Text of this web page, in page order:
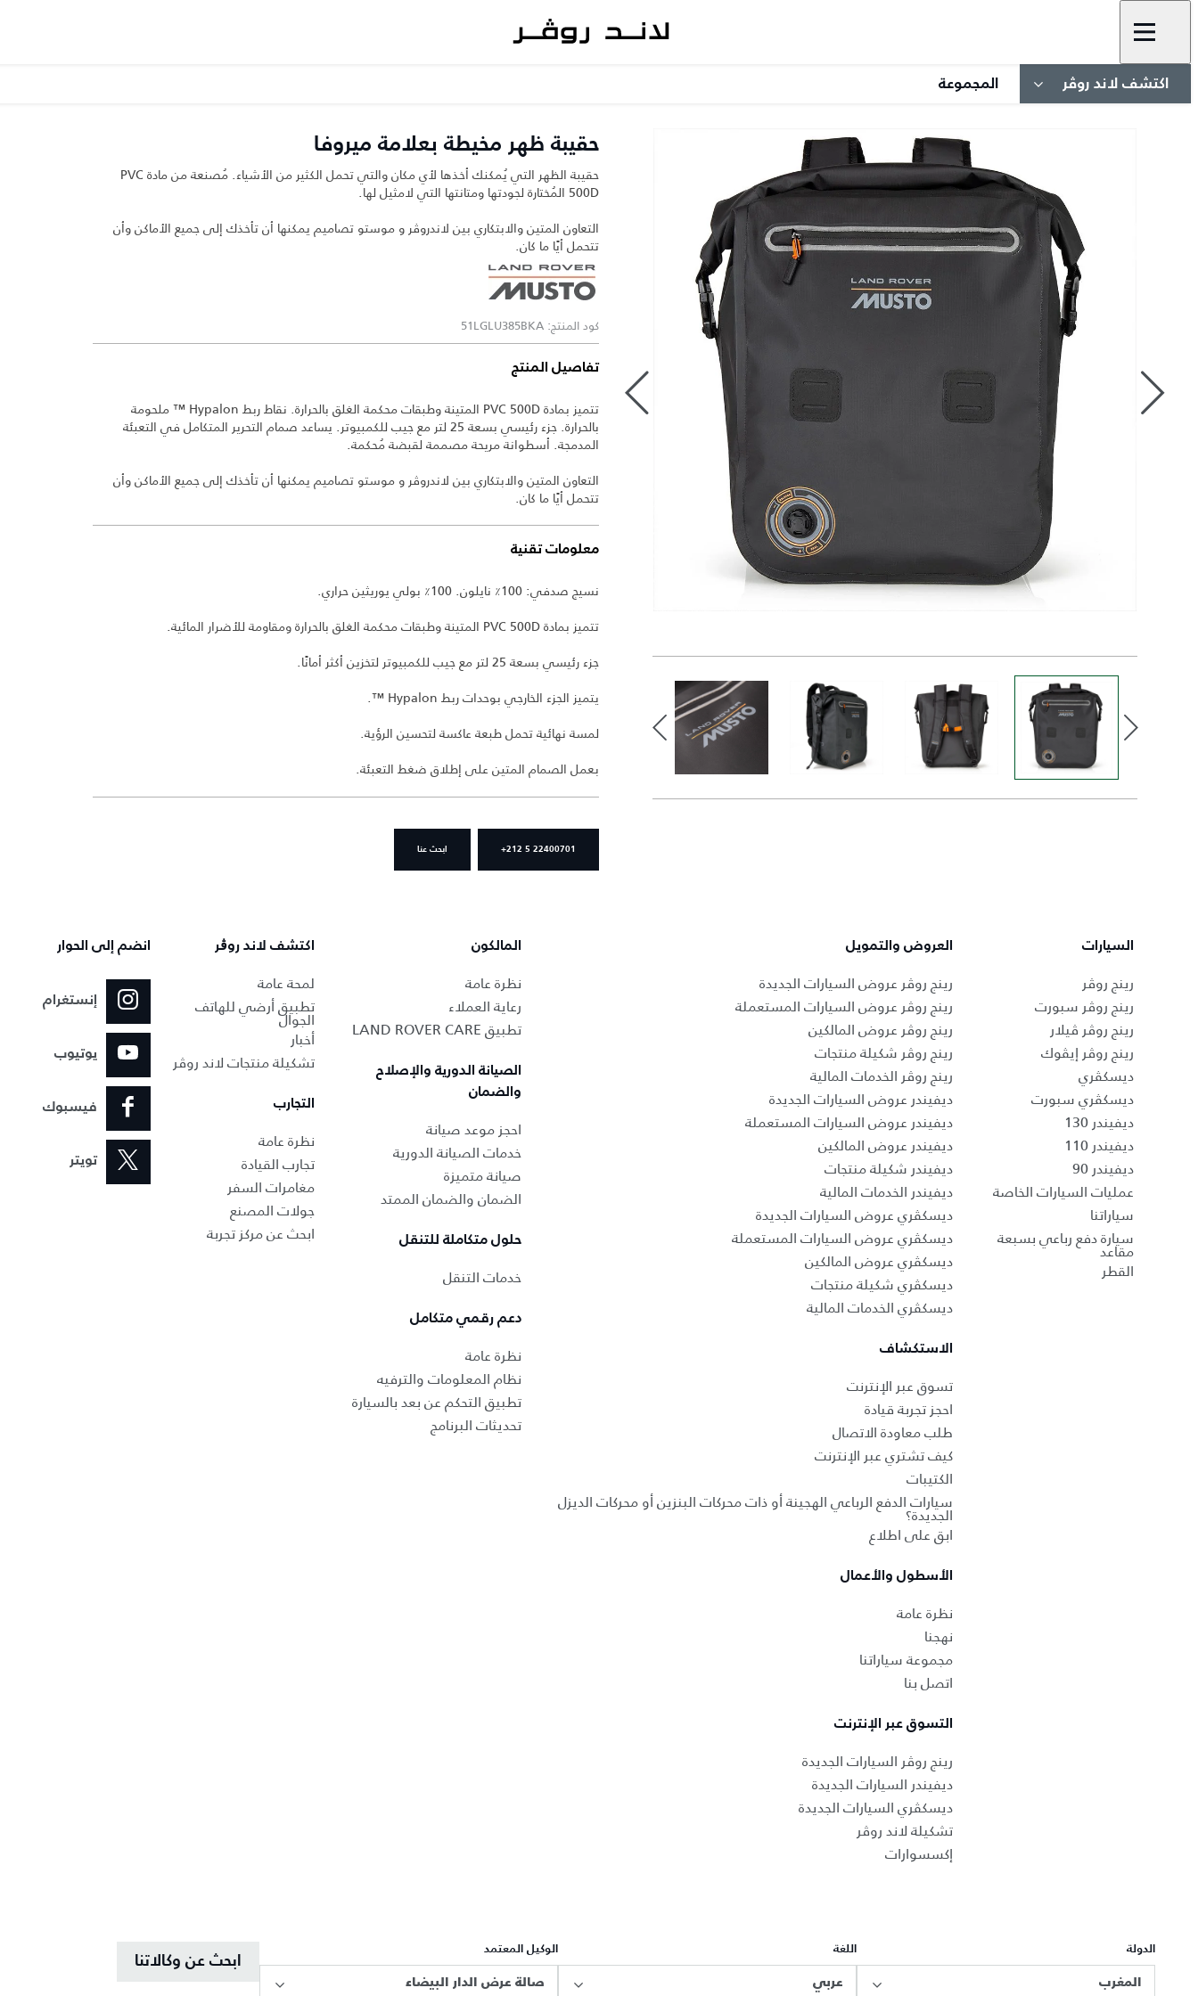
اكتشف لاند روڤر المجموعة
حقيبة ظهر مخيطة بعلامة ميروفا
حقيبة الظهر التي يُمكنك أخذها لأي مكان والتي تحمل الكثير من الأشياء. مُصنعة من مادة PVC
500D المُختارة لجودتها ومتانتها التي لامثيل لها.
التعاون المتين والابتكاري بين لاندروڤر و موستو تصاميم يمكنها أن تأخذك إلى جميع الأماكن وأن
تتحمل أيًا ما كان.
كود المنتج: 51LGLU385BKA
تفاصيل المنتج
تتميز بمادة PVC 500D المتينة وطبقات محكمة الغلق بالحرارة. نقاط ربط Hypalon ™ ملحومة
بالحرارة. جزء رئيسي بسعة 25 لتر مع جيب للكمبيوتر. يساعد صمام التحرير المتكامل في التعبئة
المدمجة. أسطوانة مريحة مصممة لقبضة مُحكمة.
التعاون المتين والابتكاري بين لاندروڤر و موستو تصاميم يمكنها أن تأخذك إلى جميع الأماكن وأن
تتحمل أيًا ما كان.
معلومات تقنية
نسيج صدفي: 100٪ نايلون. 100٪ بولي يوريثين حراري.
تتميز بمادة PVC 500D المتينة وطبقات محكمة الغلق بالحرارة ومقاومة للأضرار المائية.
جزء رئيسي بسعة 25 لتر مع جيب للكمبيوتر لتخزين أكثر أمانًا.
يتميز الجزء الخارجي بوحدات ربط Hypalon ™.
لمسة نهائية تحمل طبعة عاكسة لتحسين الرؤية.
بعمل الصمام المتين على إطلاق ضغط التعبئة.
+212 5 22400701 ابحث عنا
السيارات
رينج روڤر
رينج روڤر سبورت
رينج روڤر ڤيلار
رينج روڤر إيڤوك
ديسكڤري
ديسكڤري سبورت
ديفيندر 130
ديفيندر 110
ديفيندر 90
عمليات السيارات الخاصة
سياراتنا
سيارة دفع رباعي بسبعة
مقاعد
القطر
العروض والتمويل
رينج روڤر عروض السيارات الجديدة
رينج روڤر عروض السيارات المستعملة
رينج روڤر عروض المالكين
رينج روڤر شكيلة منتجات
رينج روڤر الخدمات المالية
ديفيندر عروض السيارات الجديدة
ديفيندر عروض السيارات المستعملة
ديفيندر عروض المالكين
ديفيندر شكيلة منتجات
ديفيندر الخدمات المالية
ديسكڤري عروض السيارات الجديدة
ديسكڤري عروض السيارات المستعملة
ديسكڤري عروض المالكين
ديسكڤري شكيلة منتجات
ديسكڤري الخدمات المالية
الاستكشاف
تسوق عبر الإنترنت
احجز تجربة قيادة
طلب معاودة الاتصال
كيف تشتري عبر الإنترنت
الكتيبات
سيارات الدفع الرباعي الهجينة أو ذات محركات البنزين أو محركات الديزل
الجديدة؟
ابق على اطلاع
الأسطول والأعمال
نظرة عامة
نهجنا
مجموعة سياراتنا
اتصل بنا
التسوق عبر الإنترنت
رينج روڤر السيارات الجديدة
ديفيندر السيارات الجديدة
ديسكڤري السيارات الجديدة
تشكيلة لاند روڤر
إكسسوارات
المالكون
نظرة عامة
رعاية العملاء
تطبيق LAND ROVER CARE
الصيانة الدورية والإصلاح
والضمان
احجز موعد صيانة
خدمات الصيانة الدورية
صيانة متميزة
الضمان والضمان الممتد
حلول متكاملة للتنقل
خدمات التنقل
دعم رقمي متكامل
نظرة عامة
نظام المعلومات والترفيه
تطبيق التحكم عن بعد بالسيارة
تحديثات البرنامج
اكتشف لاند روڨر
لمحة عامة
تطبيق أرضي للهاتف
الجوال
أخبار
تشكيلة منتجات لاند روڤر
التجارب
نظرة عامة
تجارب القيادة
مغامرات السفر
جولات المصنع
ابحث عن مركز تجربة
انضم إلى الحوار
إنستغرام
يوتيوب
فيسبوك
تويتر
الدولة
المغرب
اللغة
عربي
الوكيل المعتمد
صالة عرض الدار البيضاء
ابحث عن وكالاتنا